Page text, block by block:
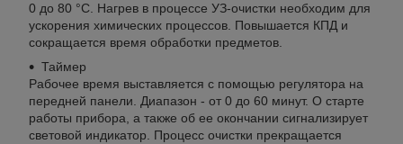
0 до 80 °С. Нагрев в процессе УЗ-очистки необходим для
ускорения химических процессов. Повышается КПД и
сокращается время обработки предметов.
Таймер
Рабочее время выставляется с помощью регулятора на
передней панели. Диапазон - от 0 до 60 минут. О старте
работы прибора, а также об ее окончании сигнализирует
световой индикатор. Процесс очистки прекращается